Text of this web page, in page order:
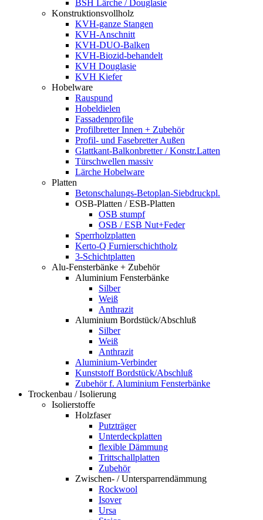
BSH Lärche / Douglasie
Konstruktionsvollholz
KVH-ganze Stangen
KVH-Anschnitt
KVH-DUO-Balken
KVH-Biozid-behandelt
KVH Douglasie
KVH Kiefer
Hobelware
Rauspund
Hobeldielen
Fassadenprofile
Profilbretter Innen + Zubehör
Profil- und Fasebretter Außen
Glattkant-Balkonbretter / Konstr.Latten
Türschwellen massiv
Lärche Hobelware
Platten
Betonschalungs-Betoplan-Siebdruckpl.
OSB-Platten / ESB-Platten
OSB stumpf
OSB / ESB Nut+Feder
Sperrholzplatten
Kerto-Q Furnierschichtholz
3-Schichtplatten
Alu-Fensterbänke + Zubehör
Aluminium Fensterbänke
Silber
Weiß
Anthrazit
Aluminium Bordstück/Abschluß
Silber
Weiß
Anthrazit
Aluminium-Verbinder
Kunststoff Bordstück/Abschluß
Zubehör f. Aluminium Fensterbänke
Trockenbau / Isolierung
Isolierstoffe
Holzfaser
Putzträger
Unterdeckplatten
flexible Dämmung
Trittschallplatten
Zubehör
Zwischen- / Untersparrendämmung
Rockwool
Isover
Ursa